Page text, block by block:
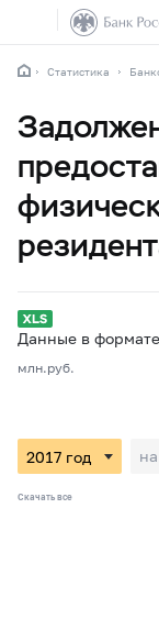
Статистика
Данные в
млн.руб.
Скачать все